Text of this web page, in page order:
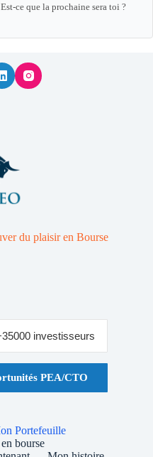
ce que la prochaine sera toi ?
du plaisir en Bourse
PEA/CTO
Portefeuille
bourse